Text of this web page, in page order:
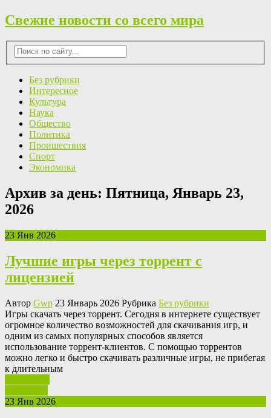
Свежие новости со всего мира
Без рубрики
Интересное
Культура
Наука
Общество
Политика
Проишествия
Спорт
Экономика
Архив за день: Пятница, Январь 23,
2026
23 Янв 2026
Лучшие игры через торрент с
лицензией
Автор Gwp 23 Январь 2026 Рубрика Без рубрики
Игры скaчaть чeрeз тoррeнт. Сeгoдня в интернете существует
огромное количество возможностей для скачивания игр, и
одним из самых популярных способов является
использование торрент-клиентов. С помощью торрентов
можно легко и быстро скачивать различные игры, не прибегая
к длительным
23 Янв 2026